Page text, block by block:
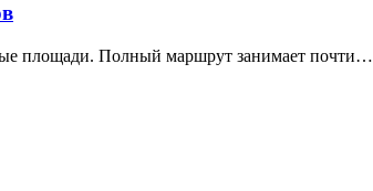
площади. Полный маршрут занимает почти…